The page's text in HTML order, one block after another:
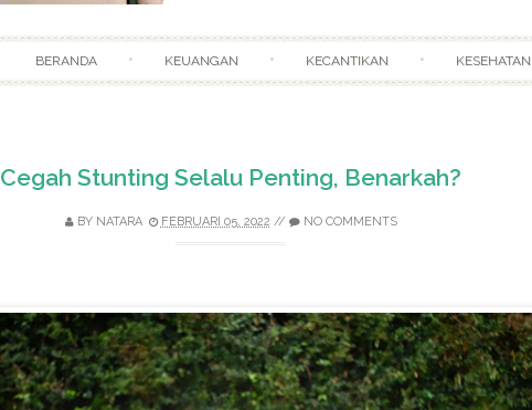
BERANDA KEUANGAN KECANTIKAN KESEHATAN
Cegah Stunting Selalu Penting, Benarkah?
BY NATARA FEBRUARI 05, 2022 // NO COMMENTS